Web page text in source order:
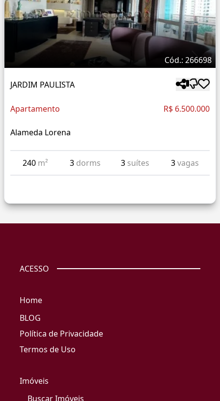
Cód.: 266698
JARDIM PAULISTA
Apartamento R$ 6.500.000
Alameda Lorena
240 m² 3 dorms 3 suítes 3vagas
ACESSO
Home
BLOG
Política de Privacidade
Termos de Uso
Imóveis
Buscar Imóveis